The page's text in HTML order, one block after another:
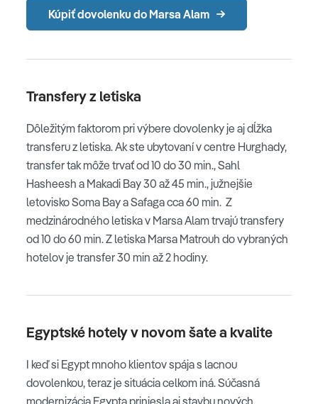
Kúpiť dovolenku do Marsa Alam
Transfery z letiska
Dôležitým faktorom pri výbere dovolenky je aj dĺžka
transferu z letiska. Ak ste ubytovaní v centre Hurghady,
transfer tak môže trvať od 10 do 30 min., Sahl
Hasheesh a Makadi Bay 30 až 45 min., južnejšie
letovisko Soma Bay a Safaga cca 60 min. Z
medzinárodného letiska v Marsa Alam trvajú transfery
od 10 do 60 min. Z letiska Marsa Matrouh do vybraných
hotelov je transfer 30 min až 2 hodiny.
Egyptské hotely v novom šate a kvalite
I keď si Egypt mnoho klientov spája s lacnou
dovolenkou, teraz je situácia celkom iná. Súčasná
modernizácia Egypta priniesla aj stavbu nových